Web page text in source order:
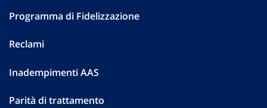
Programma di Fidelizzazione
Reclami
Inadempimenti AAS
Parità di trattamento